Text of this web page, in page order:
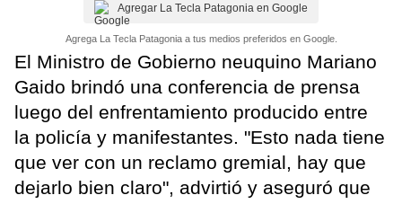
Agregar La Tecla Patagonia en Google
Agrega La Tecla Patagonia a tus medios preferidos en Google.
El Ministro de Gobierno neuquino Mariano
Gaido brindó una conferencia de prensa
luego del enfrentamiento producido entre
la policía y manifestantes. "Esto nada tiene
que ver con un reclamo gremial, hay que
dejarlo bien claro", advirtió y aseguró que